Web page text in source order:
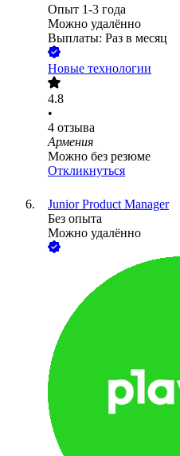
Опыт 1-3 года
Можно удалённо
Выплаты: Раз в месяц
Новые технологии
4.8
•
4 отзыва
Армения
Можно без резюме
Откликнуться
Junior Product Manager
Без опыта
Можно удалённо